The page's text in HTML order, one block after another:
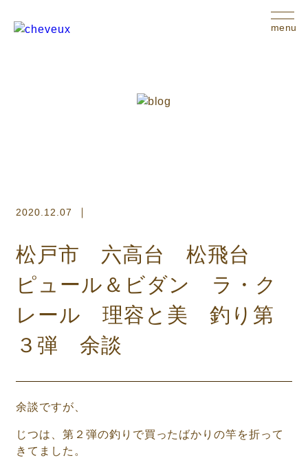
menu
2020.12.07
松戸市 六高台 松飛台
ピュール＆ビダン ラ・ク
レール 理容と美 釣り第
３弾 余談
余談ですが、
じつは、第２弾の釣りで買ったばかりの竿を折って
きてました。